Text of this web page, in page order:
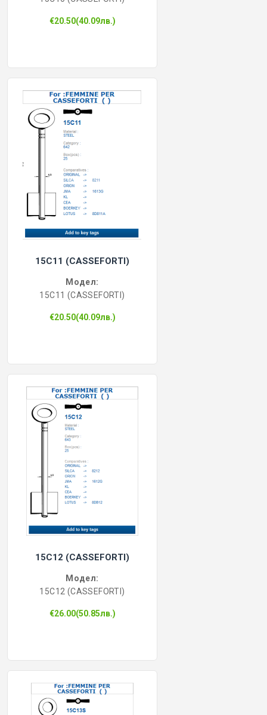
КОНТРОЛ НА ДОСТЪП
ФРЕЗИ КЛЮЧАРСКИ
ШПЕРЦОВЕ И ИНСТРУМЕНТИ
КЛЮЧАРСКИ МАШИНИ
КЛЮЧАРСКИ УСЛУГИ
ИМОБИЛАЙЗЕРИ
€20.50(40.09лв.)
15C11 (CASSEFORTI)
Модел:
15C11 (CASSEFORTI)
€20.50(40.09лв.)
15C12 (CASSEFORTI)
Модел:
15C12 (CASSEFORTI)
€26.00(50.85лв.)